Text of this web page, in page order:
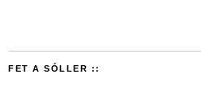
FET A SÓLLER ::